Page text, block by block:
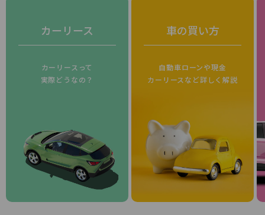
カーリース
カーリースって
実際どうなの？
車の買い方
自動車ローンや現金
カーリースなど詳しく解説